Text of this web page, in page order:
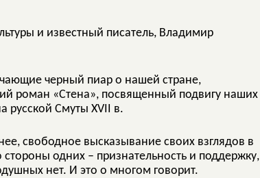
и известный писатель, Владимир
черный пиар о нашей стране,
роман «Стена», посвященный подвигу наших
русской Смуты XVII в.
свободное высказывание своих взглядов в
одних – признательность и поддержку,
нет. И это о многом говорит.